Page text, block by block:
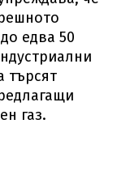
едва 50
търсят
газ.